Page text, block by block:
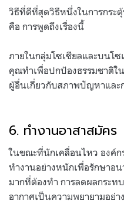
วิธีที่ดีที่สุดวิธีหนึ่งในการกระ
คือ การพูดถึงเรื่องนี้
ภายในกลุ่มโซเชียลและบนโ
คุณทำเพื่อปกป้องธรรมชาติใ
ผู้อื่นเกี่ยวกับสภาพปัญหาและ
6. ทำงานอาสาสมัคร
ในขณะที่นักเคลื่อนไหว องค์ก
ทำงานอย่างหนักเพื่อรักษาอน
มากที่ต้องทำ การลดผลกระท
อากาศเป็นความพยายามอย่